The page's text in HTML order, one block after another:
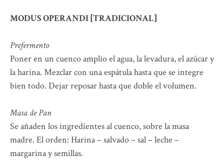
MODUS OPERANDI [TRADICIONAL]
Prefermento
Poner en un cuenco amplio el agua, la levadura, el azúcar y
la harina. Mezclar con una espátula hasta que se integre
bien todo. Dejar reposar hasta que doble el volumen.
Masa de Pan
Se añaden los ingredientes al cuenco, sobre la masa
madre. El orden: Harina – salvado – sal – leche –
margarina y semillas.